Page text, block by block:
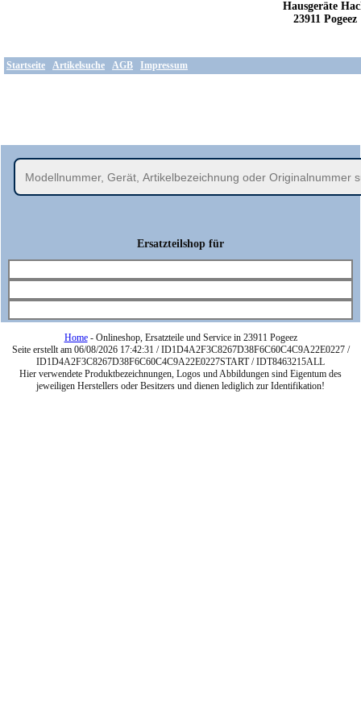
Ersatzteilshop für
Home- Onlineshop, Ersatzteile und Service in 23911 Pogeez
Seite erstellt am 06/08/2026 17:42:31 / ID1D4A2F3C8267D38F6C60C4C9A22E0227 /
ID1D4A2F3C8267D38F6C60C4C9A22E0227START / IDT8463215ALL
Hier verwendete Produktbezeichnungen, Logos und Abbildungen sind Eigentum des
jeweiligen Herstellers oder Besitzers und dienen lediglich zur Identifikation!